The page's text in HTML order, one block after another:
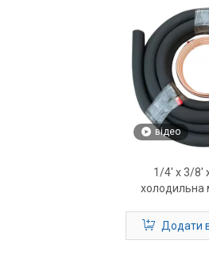
відео
1/4' x 3/8'
холодильна
Додати